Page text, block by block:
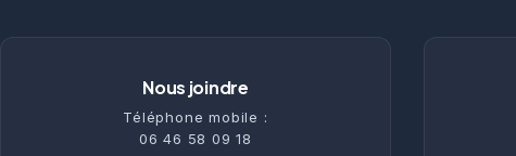
Nous joindre
Téléphone mobile :
06 46 58 09 18